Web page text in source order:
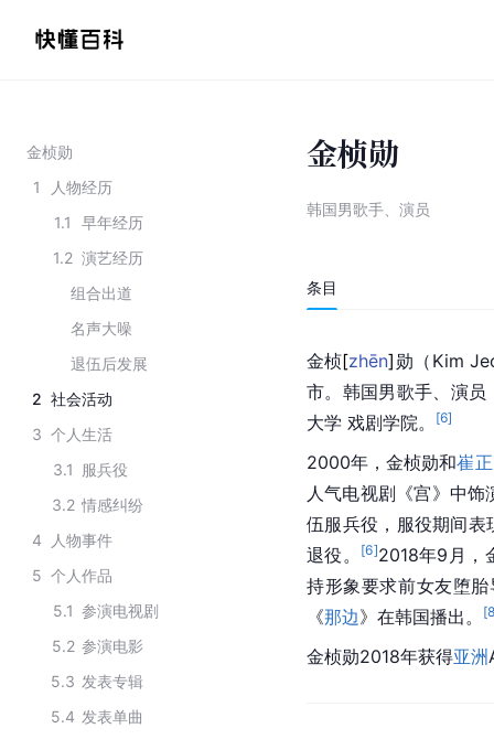
金桢勋
1
人物经历
1.1
早年经历
1.2 演艺经历
组合出道
名声大噪
退伍后发展
2 社会活动
3 个人生活
3.1 服兵役
3.2 情感纠纷
4
人物事件
5 个人作品
5.1 参演电视剧
5.2 参演电影
5.3 发表专辑
5.4 发表单曲
金桢勋
韩国男歌手、演员
条目
金桢[zhēn] 勋（Kim
市。韩国男歌手、演员
大学 戏剧学院。
[6]
2000年，金桢勋和崔
人气电视剧《宫》中饰
伍服兵役，服役期间
退役。
[6]2018年9月，
持形象要求前女友堕
《那边》在韩国播出。 [
金桢勋2018年获得亚洲